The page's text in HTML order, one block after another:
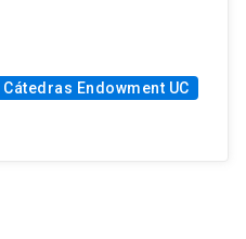
Cátedras Endowment UC